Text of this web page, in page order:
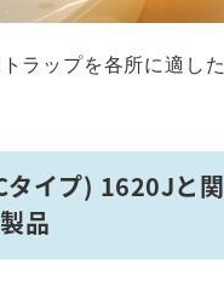
ラップを各所に適し
タイプ) 1620Jと
品